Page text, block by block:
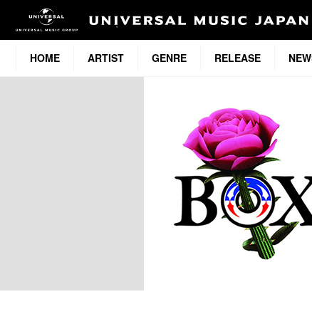
HOME ARTIST GENRE RELEASE